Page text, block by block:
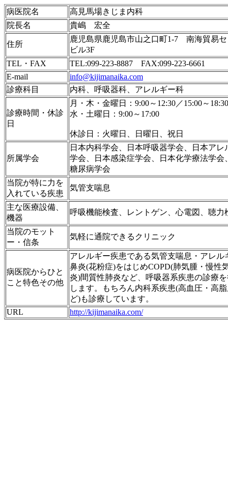
病医院名
高見馬場きじま内科
院長名
貴嶋 宏全
住所
鹿児島県鹿児島市山之口町1-7 南海貿易
ビル3F
TEL・FAX
TEL:099-223-8887 FAX:099-223-6661
E-mail
info@kijimanaika.com
診療科目
内科、呼吸器科、アレルギー科
診療時間・休診
日
月・木・金曜日：9:00～12:30／15:00～18:30
水・土曜日：9:00～17:00
休診日：火曜日、日曜日、祝日
所属学会
日本内科学会、日本呼吸器学会、日本アレ
学会、日本感染症学会、日本化学療法学会
糖尿病学会
当院が特に力を
入れている疾患
気管支喘息
主な医療設備、
機器
呼吸機能検査、レントゲン、心電図、聴力
当院のモット
ー・信条
気軽に通院できるクリニック
病医院からひと
こと特色その他
アレルギー疾患である気管支喘息・アレル
鼻炎(花粉症)をはじめCOPD(肺気腫・慢性
炎)間質性肺炎など、呼吸器系疾患の診療
します。もちろん内科系疾患(高血圧・高
ど)も診療しています。
URL
http://kijimanaika.com/